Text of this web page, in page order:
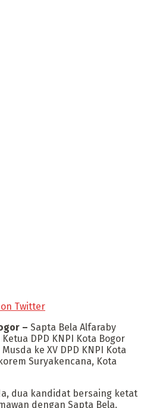
Twitter
– Sapta Bela Alfaraby
DPD KNPI Kota Bogor
ke XV DPD KNPI Kota
Suryakencana, Kota
dua kandidat bersaing ketat
dengan Sapta Bela.